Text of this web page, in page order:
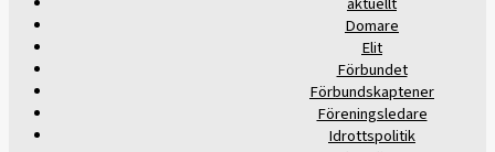
Domare
Elit
Förbundet
Förbundskaptener
Föreningsledare
Idrottspolitik